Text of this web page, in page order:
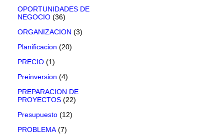
OPORTUNIDADES DE
NEGOCIO (36)
ORGANIZACION (3)
Planificacion (20)
PRECIO (1)
Preinversion (4)
PREPARACION DE
PROYECTOS (22)
Presupuesto (12)
PROBLEMA (7)